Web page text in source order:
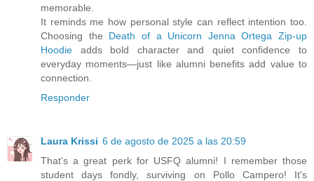
memorable.
It reminds me how personal style can reflect intention too.
Choosing the Death of a Unicorn Jenna Ortega Zip‑up
Hoodie adds bold character and quiet confidence to
everyday moments—just like alumni benefits add value to
connection.
Responder
Laura Krissi 6 de agosto de 2025 a las 20:59
That's a great perk for USFQ alumni! I remember those
student days fondly, surviving on Pollo Campero! It's